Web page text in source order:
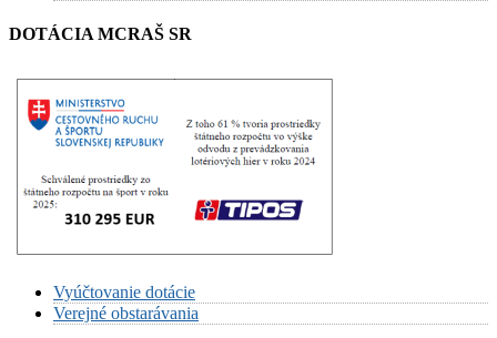
DOTÁCIA MCRAŠ SR
Vyúčtovanie dotácie
Verejné obstarávania